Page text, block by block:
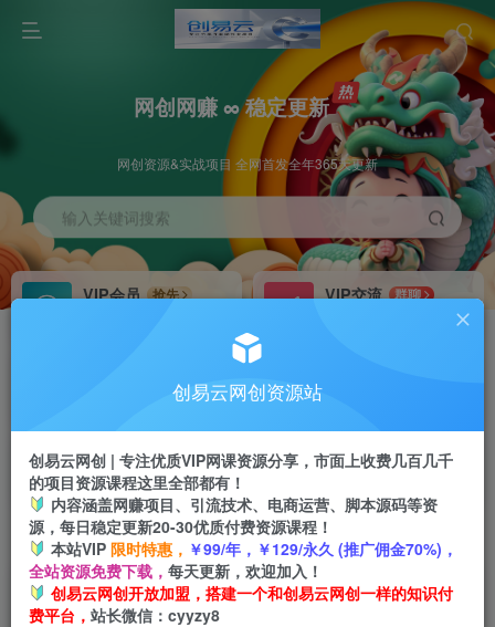
网创网赚 ∞ 稳定更新
网创资源&实战项目 全网首发全年365天更新
输入关键词搜索
VIP会员
抢先
VIP交流
群聊
研究探讨更多创业项目路子。
会员专属推广链接
挂机 项目
脚本卡密
APP下载
GO
首页 创业课程 会员免费 正文
2025抖店对账，从理论到实操，学完即用
创易云网创资源站
创易云网创 | 专注优质VIP网课资源分享，市面上收费几百几千
的项目资源课程这里全部都有！
内容涵盖网赚项目、引流技术、电商运营、脚本源码等资
源，每日稳定更新20-30优质付费资源课程！
本站VIP 限时特惠， ￥99/年，￥129/永久 (推广佣金70%)，
全站资源免费下载， 每天更新，欢迎加入！
创易云网创开放加盟，搭建一个和创易云网创一样的知识付
费平台， 站长微信：cyyzy8